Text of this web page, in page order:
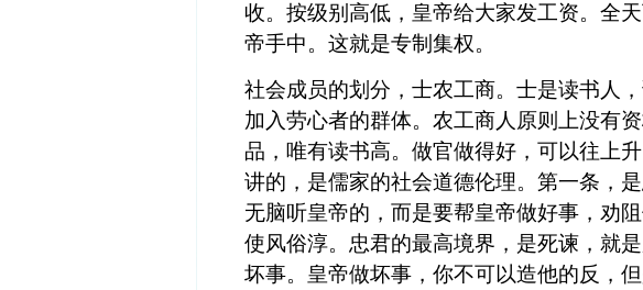
收。按级别高低，皇帝给大家发工资。全
帝手中。这就是专制集权。
社会成员的划分，士农工商。士是读书人
加入劳心者的群体。农工商人原则上没有
品，唯有读书高。做官做得好，可以往上
讲的，是儒家的社会道德伦理。第一条，
无脑听皇帝的，而是要帮皇帝做好事，劝
使风俗淳。忠君的最高境界，是死谏，就
坏事。皇帝做坏事，你不可以造他的反，